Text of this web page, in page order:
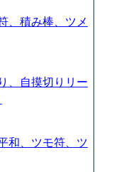
、積み棒、ツメ
、自摸切りリー
和、ツモ符、ツ